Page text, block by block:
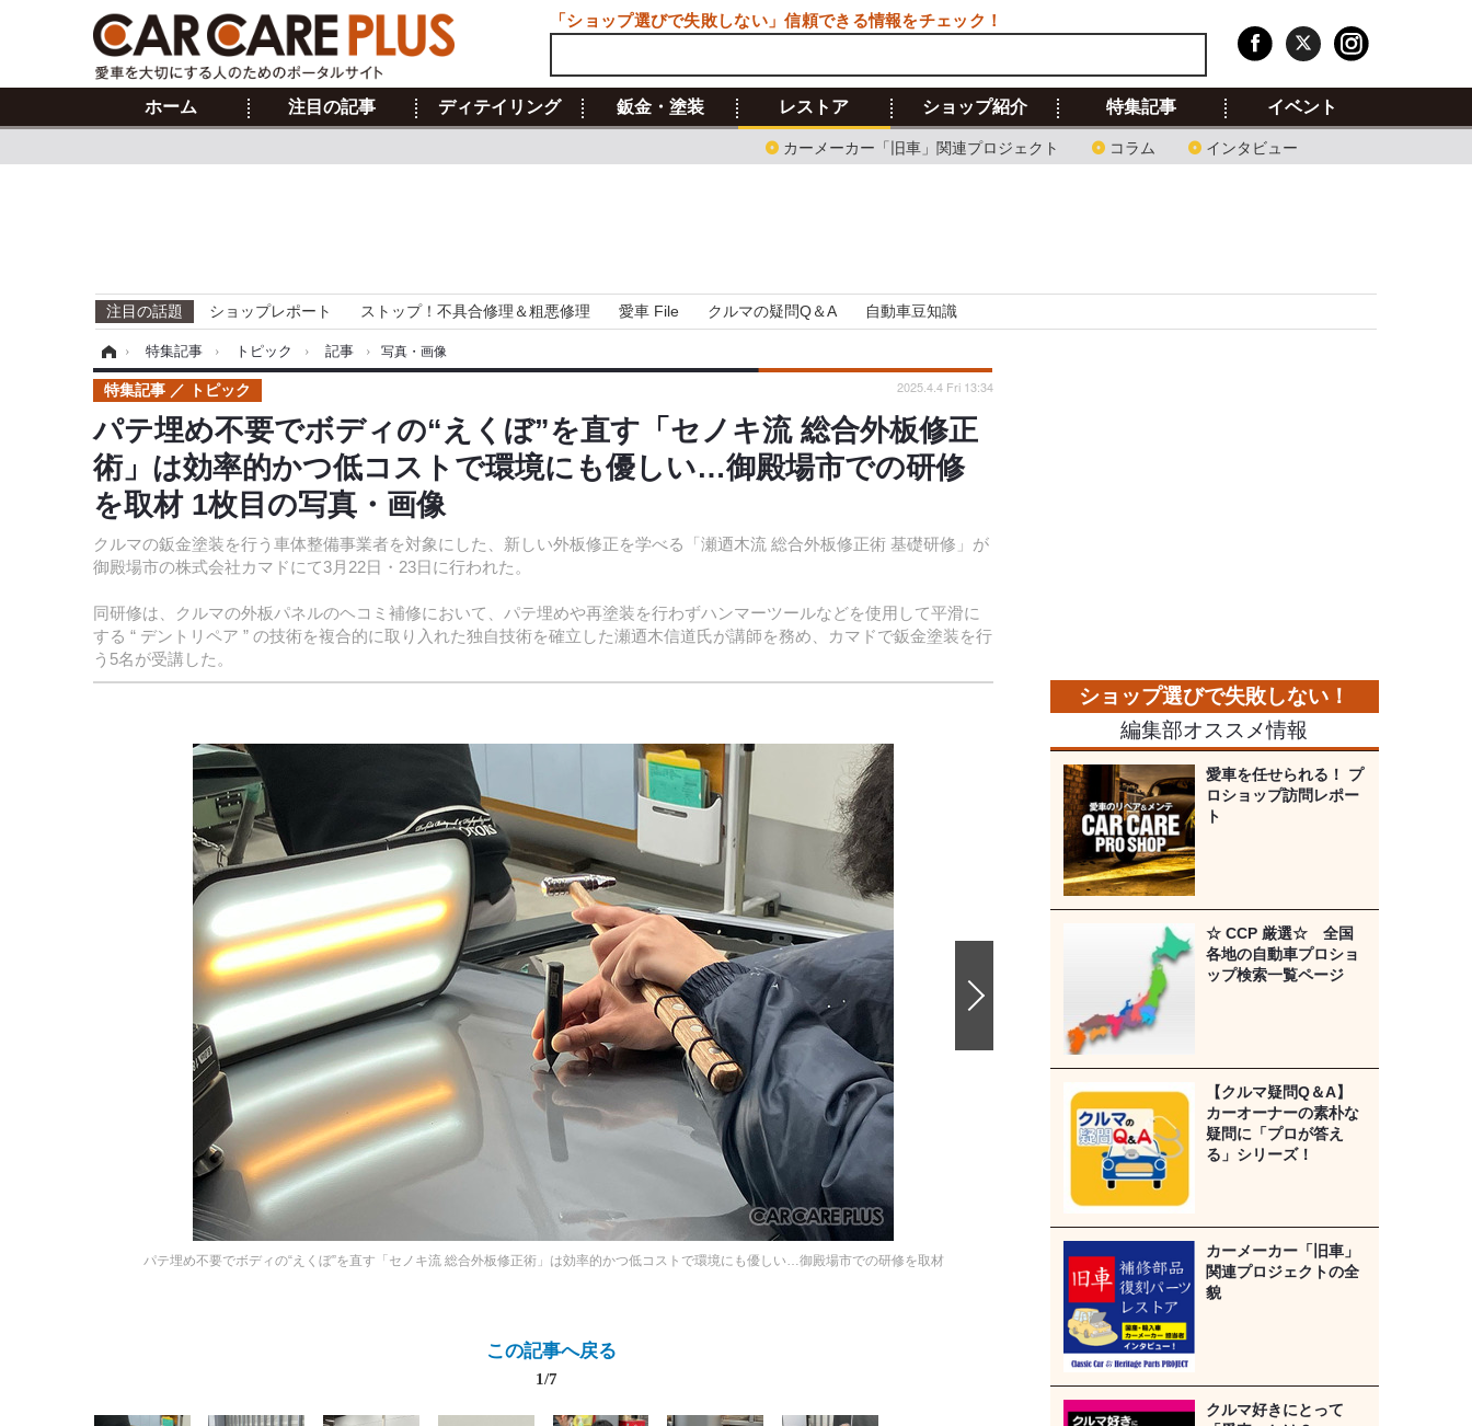
ホーム 注目の記事 ディテイリング 鈑金・塗装 レストア
カーメーカー「旧車」関連プロジェクト コラム インタビュー
ショップ紹介 特集記事 イベント
注目の話題 ショップレポート ストップ！不具合修理＆粗悪修理 愛車 File クルマの疑問Q＆A 自動車豆知識
› 特集記事 › トピック › 記事 › 写真・画像
パテ埋め不要でボディの“えくぼ”を直す「セノキ流 総合外板修正
術」は効率的かつ低コストで環境にも優しい…御殿場市での研修
を取材 1枚目の写真・画像
クルマの鈑金塗装を行う車体整備事業者を対象にした、新しい外板修正を学べる「瀬迺木流 総合外板修正術 基礎研修」が
御殿場市の株式会社カマドにて3月22日・23日に行われた。
同研修は、クルマの外板パネルのヘコミ補修において、パテ埋めや再塗装を行わずハンマーツールなどを使用して平滑に
する “ デントリペア ” の技術を複合的に取り入れた独自技術を確立した瀬迺木信道氏が講師を務め、カマドで鈑金塗装を行
う5名が受講した。
特集記事 トピック 2025.4.4 Fri 13:34
パテ埋め不要でボディの“えくぼ”を直す「セノキ流 総合外板修正術」は効率的かつ低コストで環境にも優しい…御殿場市での研修を取材
この記事へ戻る
1/7
編集部オススメ情報
愛車を任せられる！ プ
ロショップ訪問レポー
ト
☆ CCP 厳選☆ 全国
各地の自動車プロショ
ップ検索一覧ページ
【クルマ疑問Q＆A】
カーオーナーの素朴な
疑問に「プロが答え
る」シリーズ！
カーメーカー「旧車」
関連プロジェクトの全
貌
クルマ好きにとって
「ショップ選びで失敗しない」信頼できる情報をチェック！